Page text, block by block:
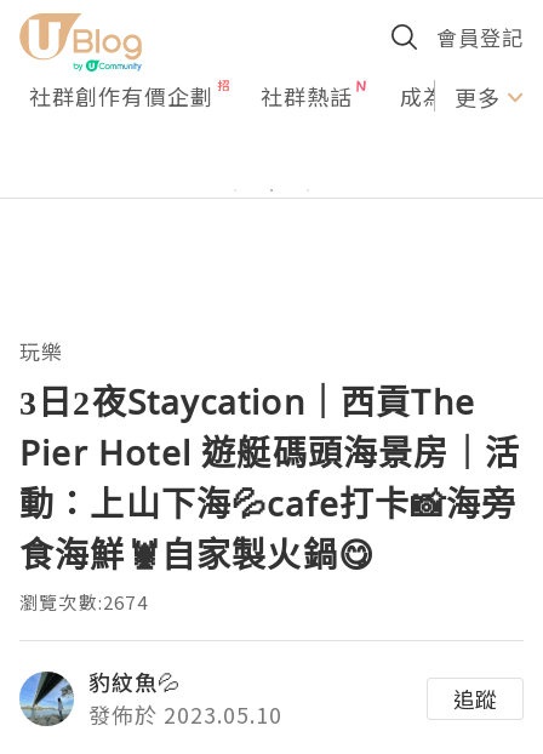
會員登記
社群創作有價企劃 社群熱話 成為U更多
玩樂
3日2夜Staycation｜西貢The
Pier Hotel 遊艇碼頭海景房｜活
動：上山下海💦cafe打卡📸海旁
食海鮮🦞自家製火鍋😋
瀏覽次數:2674
豹紋魚💦
發佈於 2023.05.10
追蹤